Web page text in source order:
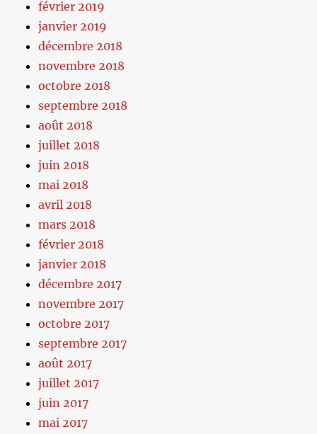
février 2019
janvier 2019
décembre 2018
novembre 2018
octobre 2018
septembre 2018
août 2018
juillet 2018
juin 2018
mai 2018
avril 2018
mars 2018
février 2018
janvier 2018
décembre 2017
novembre 2017
octobre 2017
septembre 2017
août 2017
juillet 2017
juin 2017
mai 2017